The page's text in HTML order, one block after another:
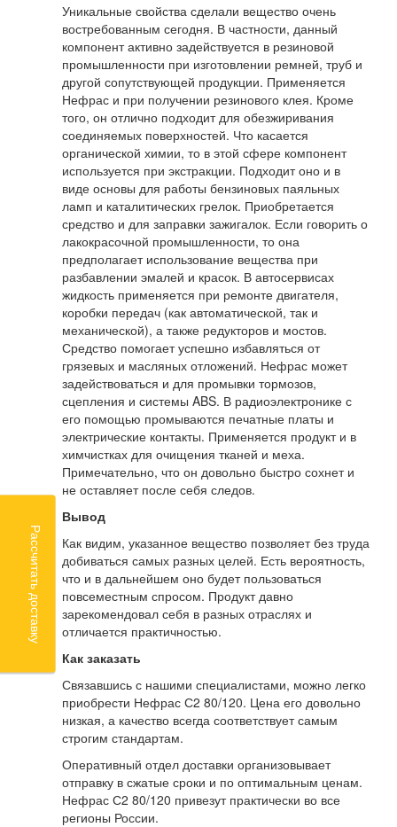
Уникальные свойства сделали вещество очень
востребованным сегодня. В частности, данный
компонент активно задействуется в резиновой
промышленности при изготовлении ремней, труб и
другой сопутствующей продукции. Применяется
Нефрас и при получении резинового клея. Кроме
того, он отлично подходит для обезжиривания
соединяемых поверхностей. Что касается
органической химии, то в этой сфере компонент
используется при экстракции. Подходит оно и в
виде основы для работы бензиновых паяльных
ламп и каталитических грелок. Приобретается
средство и для заправки зажигалок. Если говорить о
лакокрасочной промышленности, то она
предполагает использование вещества при
разбавлении эмалей и красок. В автосервисах
жидкость применяется при ремонте двигателя,
коробки передач (как автоматической, так и
механической), а также редукторов и мостов.
Средство помогает успешно избавляться от
грязевых и масляных отложений. Нефрас может
задействоваться и для промывки тормозов,
сцепления и системы ABS. В радиоэлектронике с
его помощью промываются печатные платы и
электрические контакты. Применяется продукт и в
химчистках для очищения тканей и меха.
Примечательно, что он довольно быстро сохнет и
не оставляет после себя следов.
Вывод
Как видим, указанное вещество позволяет без труда
добиваться самых разных целей. Есть вероятность,
что и в дальнейшем оно будет пользоваться
повсеместным спросом. Продукт давно
зарекомендовал себя в разных отраслях и
отличается практичностью.
Как заказать
Связавшись с нашими специалистами, можно легко
приобрести Нефрас С2 80/120. Цена его довольно
низкая, а качество всегда соответствует самым
строгим стандартам.
Оперативный отдел доставки организовывает
отправку в сжатые сроки и по оптимальным ценам.
Нефрас С2 80/120 привезут практически во все
регионы России.
Рассчитать доставку